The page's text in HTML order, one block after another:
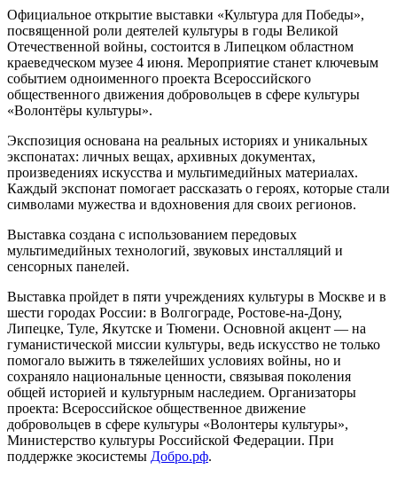
Официальное открытие выставки «Культура для Победы»,
посвященной роли деятелей культуры в годы Великой
Отечественной войны, состоится в Липецком областном
краеведческом музее 4 июня. Мероприятие станет ключевым
событием одноименного проекта Всероссийского
общественного движения добровольцев в сфере культуры
«Волонтёры культуры».
Экспозиция основана на реальных историях и уникальных
экспонатах: личных вещах, архивных документах,
произведениях искусства и мультимедийных материалах.
Каждый экспонат помогает рассказать о героях, которые стали
символами мужества и вдохновения для своих регионов.
Выставка создана с использованием передовых
мультимедийных технологий, звуковых инсталляций и
сенсорных панелей.
Выставка пройдет в пяти учреждениях культуры в Москве и в
шести городах России: в Волгограде, Ростове-на-Дону,
Липецке, Туле, Якутске и Тюмени. Основной акцент — на
гуманистической миссии культуры, ведь искусство не только
помогало выжить в тяжелейших условиях войны, но и
сохраняло национальные ценности, связывая поколения
общей историей и культурным наследием. Организаторы
проекта: Всероссийское общественное движение
добровольцев в сфере культуры «Волонтеры культуры»,
Министерство культуры Российской Федерации. При
поддержке экосистемы Добро.рф.